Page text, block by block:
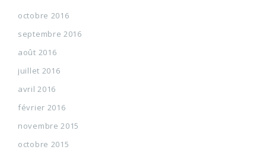
octobre 2016
septembre 2016
août 2016
juillet 2016
avril 2016
février 2016
novembre 2015
octobre 2015